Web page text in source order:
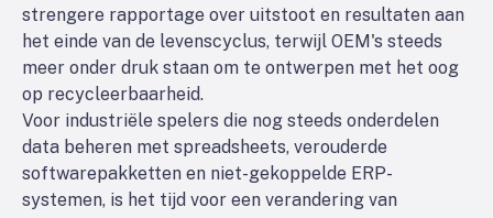
strengere rapportage over uitstoot en resultaten aan
het einde van de levenscyclus, terwijl OEM's steeds
meer onder druk staan om te ontwerpen met het oog
op recycleerbaarheid.
Voor industriële spelers die nog steeds onderdelen
data beheren met spreadsheets, verouderde
softwarepakketten en niet-gekoppelde ERP-
systemen, is het tijd voor een verandering van